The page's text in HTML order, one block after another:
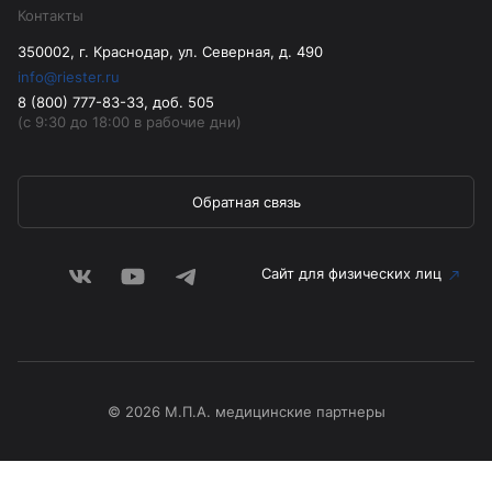
Контакты
350002, г. Краснодар, ул. Северная, д. 490
info@riester.ru
8 (800) 777-83-33, доб. 505
(с 9:30 до 18:00 в рабочие дни)
Обратная связь
Сайт для физических лиц
© 2026 М.П.А. медицинские партнеры